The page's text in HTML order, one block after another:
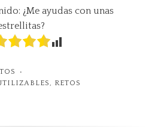
¿Me ayudas con unas
, RETOS